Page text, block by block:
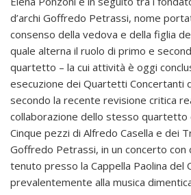
d’archi Goffredo Petrassi, nome
consenso della vedova e della figlia
quale alterna il ruolo di primo e
quartetto – la cui attività è oggi
esecuzione dei Quartetti Concertanti
secondo la recente revisione critica
collaborazione dello stesso quartetto
Cinque pezzi di Alfredo Casella e dei
Goffredo Petrassi, in un concerto con
tenuto presso la Cappella Paolina del
prevalentemente alla musica